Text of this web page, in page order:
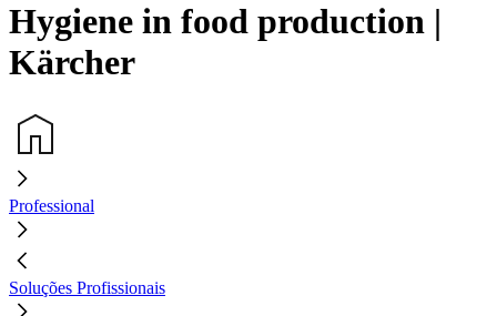
Hygiene in food production |
Kärcher
Professional
Soluções Profissionais